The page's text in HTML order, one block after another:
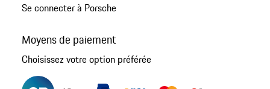
Se connecter à Porsche
Moyens de paiement
Choisissez votre option préférée